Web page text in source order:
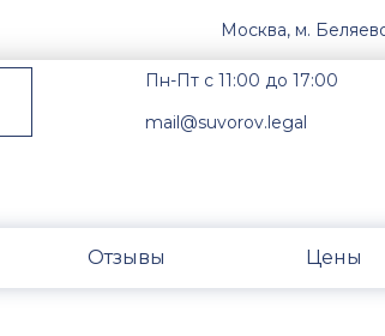
Москва, м.
Пн-Пт с 11:00 до 17:00
mail@suvorov.legal
Отзывы Цены